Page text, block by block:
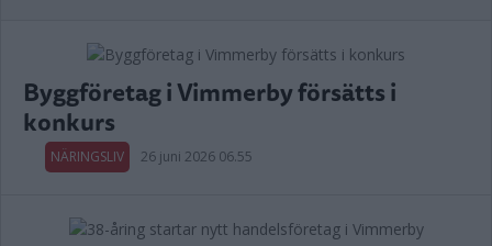
Byggföretag i Vimmerby försätts i
konkurs
NÄRINGSLIV 26 juni 2026 06.55